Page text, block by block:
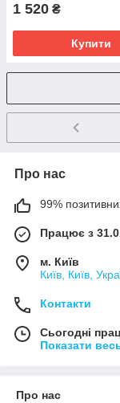
1 520 ₴
Купити
Про нас
99%
Працює з
м. Київ
Київ, Київ,
Контакти
Сьогодні
Показати
Про нас